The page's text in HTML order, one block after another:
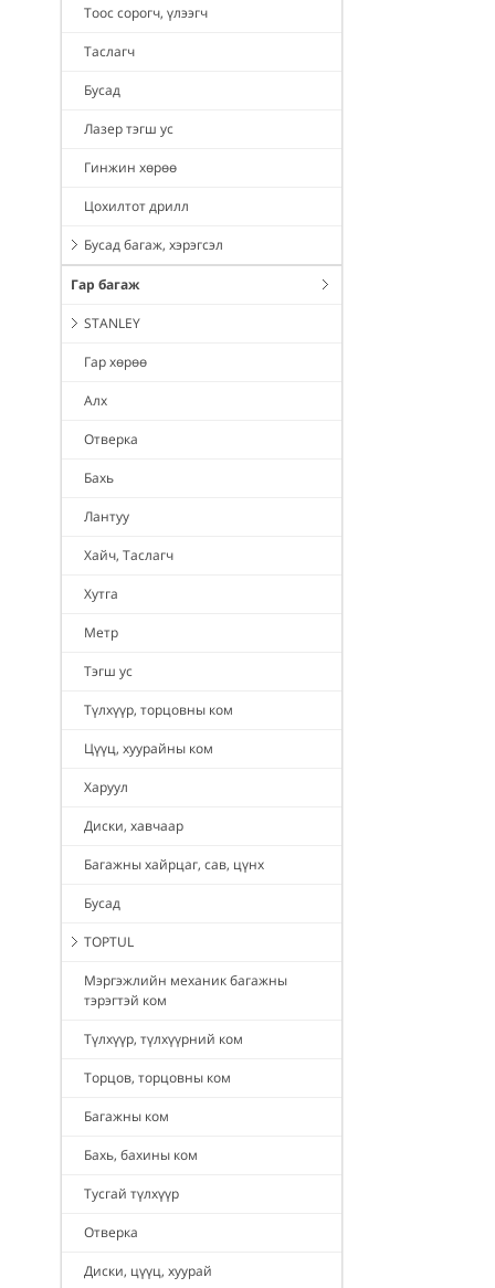
Тоос сорогч, үлээгч
Таслагч
Бусад
Лазер тэгш ус
Гинжин хөрөө
Цохилтот дрилл
Бусад багаж, хэрэгсэл
Гар багаж
STANLEY
Гар хөрөө
Алх
Отверка
Бахь
Лантуу
Хайч, Таслагч
Хутга
Метр
Тэгш ус
Түлхүүр, торцовны ком
Цүүц, хуурайны ком
Харуул
Диски, хавчаар
Багажны хайрцаг, сав, цүнх
Бусад
TOPTUL
Мэргэжлийн механик багажны
тэрэгтэй ком
Түлхүүр, түлхүүрний ком
Торцов, торцовны ком
Багажны ком
Бахь, бахины ком
Тусгай түлхүүр
Отверка
Диски, цүүц, хуурай